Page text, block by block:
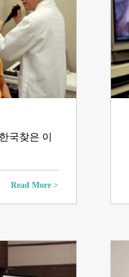
국찾은 이
Read More >